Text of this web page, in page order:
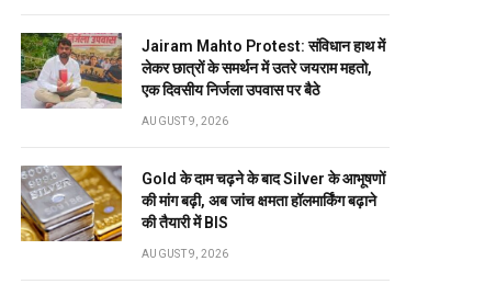
Jairam Mahto Protest: संविधान हाथ में
लेकर छात्रों के समर्थन में उतरे जयराम महतो,
एक दिवसीय निर्जला उपवास पर बैठे
AUGUST 9, 2026
Gold के दाम चढ़ने के बाद Silver के आभूषणों
की मांग बढ़ी, अब जांच क्षमता हॉलमार्किंग बढ़ाने
की तैयारी में BIS
AUGUST 9, 2026